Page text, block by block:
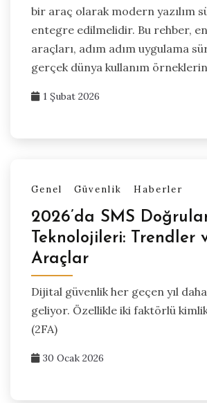
bir araç olarak modern yazılım
entegre edilmelidir. Bu rehber,
araçları, adım adım uygulama
gerçek dünya kullanım
1 Şubat 2026
Genel Güvenlik Haberler
2026’da SMS
Teknolojileri: Trendler
Araçlar
Dijital güvenlik her geçen yıl
geliyor. Özellikle iki faktörlü
(2FA)
30 Ocak 2026